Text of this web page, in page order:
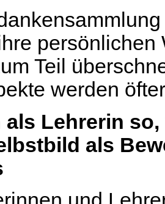
Teil
werden
als Lehrerin
als